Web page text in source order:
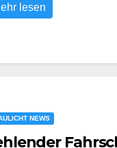
lesen
NEWS